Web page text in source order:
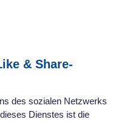
& Share-
des sozialen Netzwerks
Dienstes ist die